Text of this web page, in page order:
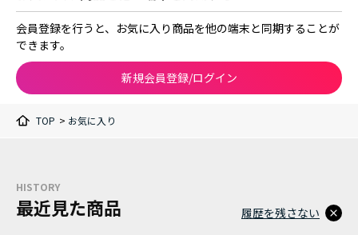
会員登録を行うと、お気に入り商品を他の端末と同期することが
できます。
新規会員登録/ログイン
TOP > お気に入り
HISTORY
最近見た商品 履歴を残さない